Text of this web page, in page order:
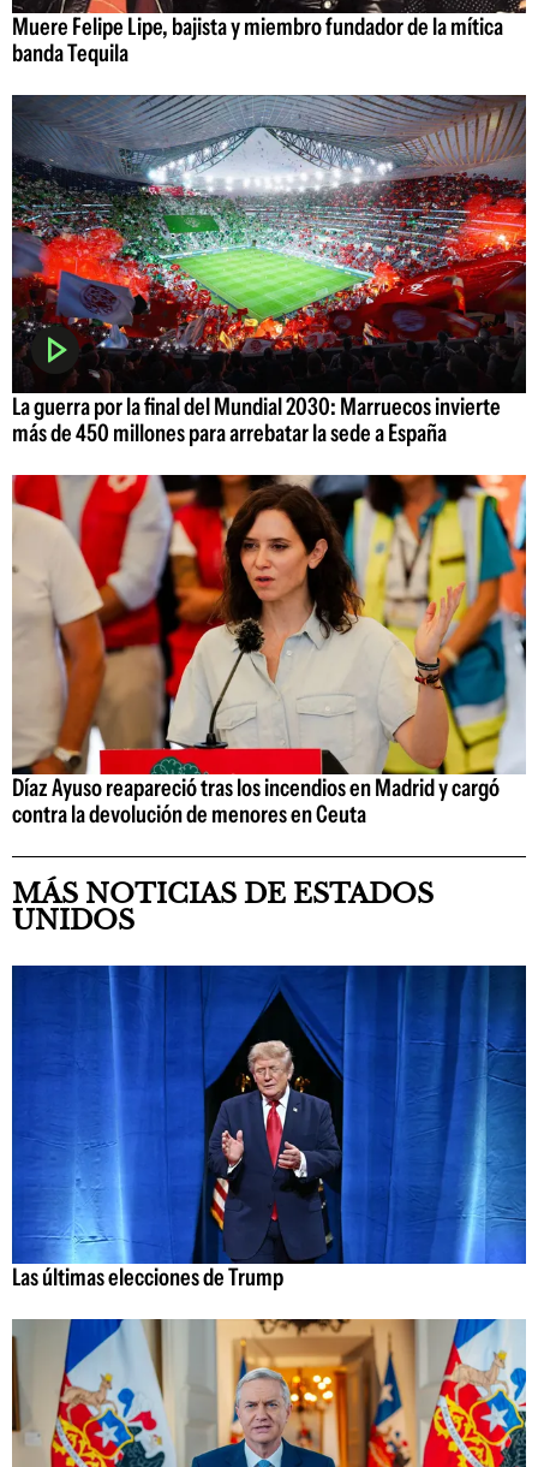
Muere Felipe Lipe, bajista y miembro fundador de la mítica
banda Tequila
La guerra por la final del Mundial 2030: Marruecos invierte
más de 450 millones para arrebatar la sede a España
Díaz Ayuso reapareció tras los incendios en Madrid y cargó
contra la devolución de menores en Ceuta
MÁS NOTICIAS DE ESTADOS
UNIDOS
Las últimas elecciones de Trump